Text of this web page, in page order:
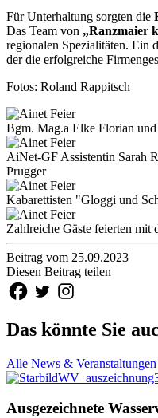
Für Unterhaltung sorgten die
Das Team von „Ranzmaier
regionalen Spezialitäten. Ein
der die erfolgreiche
Fotos: Roland Rappitsch
Bgm. Mag.a Elke Florian
AiNet-GF Assistentin Sarah
Prugger
Kabarettisten "Gloggi und
Zahlreiche Gäste feierten mit
Beitrag vom 25.09.2023
Diesen Beitrag teilen
Das könnte Sie
Alle News & Veranstaltungen
Ausgezeichnete